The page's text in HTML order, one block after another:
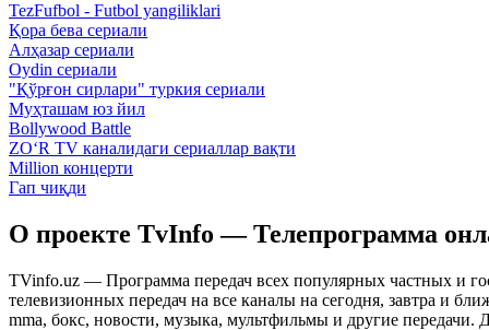
TezFufbol - Futbol yangiliklari
Қора бева сериали
Алҳазар сериали
Oydin сериали
"Қўрғон сирлари" туркия сериали
Муҳташам юз йил
Bollywood Battle
ZO‘R TV каналидаги сериаллар вақти
Million концерти
Гап чиқди
О проекте TvInfo — Телепрограмма
TVinfo.uz — Программа передач всех популярных частных и
телевизионных передач на все каналы на сегодня, завтра и
mma, бокс, новости, музыка, мультфильмы и другие передачи.